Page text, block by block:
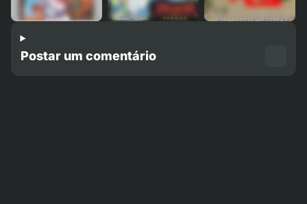
Postar um comentário